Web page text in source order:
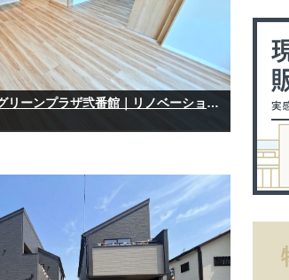
【完成物件】若葉グリーンプラザ弐番館｜リノベーション済み｜3LDK｜東武東上線「若葉」駅徒歩7分